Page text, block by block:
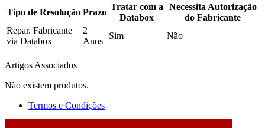
Tipo de Resolução Prazo
Tratar com a
Databox
Necessita Autorização
do Fabricante
Repar. Fabricante
via Databox
2
Anos
Sim Não
Artigos Associados
Não existem produtos.
Termos e Condições